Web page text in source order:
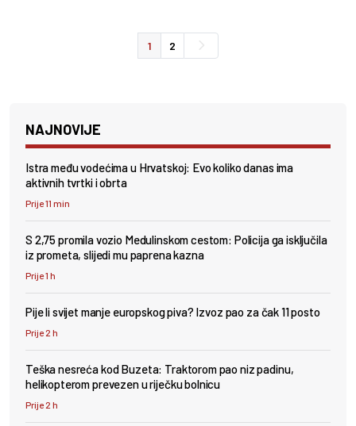
1 2
NAJNOVIJE
Istra među vodećima u Hrvatskoj: Evo koliko danas ima
aktivnih tvrtki i obrta
Prije 11 min
S 2,75 promila vozio Medulinskom cestom: Policija ga isključila
iz prometa, slijedi mu paprena kazna
Prije 1 h
Pije li svijet manje europskog piva? Izvoz pao za čak 11 posto
Prije 2 h
Teška nesreća kod Buzeta: Traktorom pao niz padinu,
helikopterom prevezen u riječku bolnicu
Prije 2 h